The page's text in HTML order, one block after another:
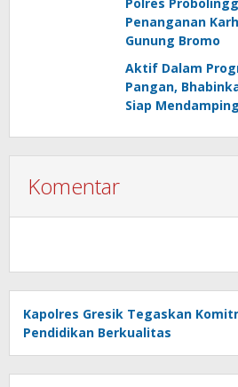
Penanganan
Gunung Bromo
Aktif Dalam
Pangan,
Siap
Komentar
Kapolres Gresik Tegaskan
Pendidikan Berkualitas